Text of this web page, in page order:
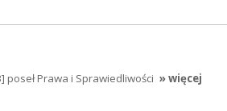
poseł Prawa i Sprawiedliwości » więcej